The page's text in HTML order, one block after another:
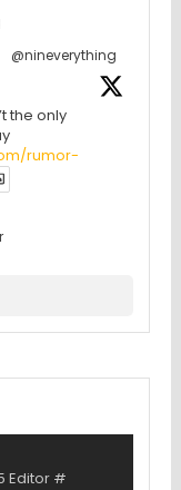
@nineverything
the only
rumor-
Editor #